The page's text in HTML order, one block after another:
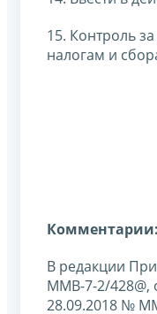
15. Контроль
налогам и
Комментарии:
В редакции
ММВ-7-2/428@,
28.09.2018 №